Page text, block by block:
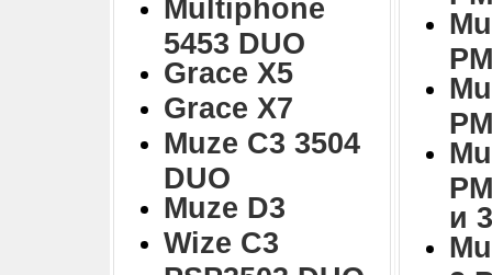
Multiphone
5453 DUO
Grace X5
Grace X7
Muze C3 3504
DUO
Muze D3
Wize C3
и